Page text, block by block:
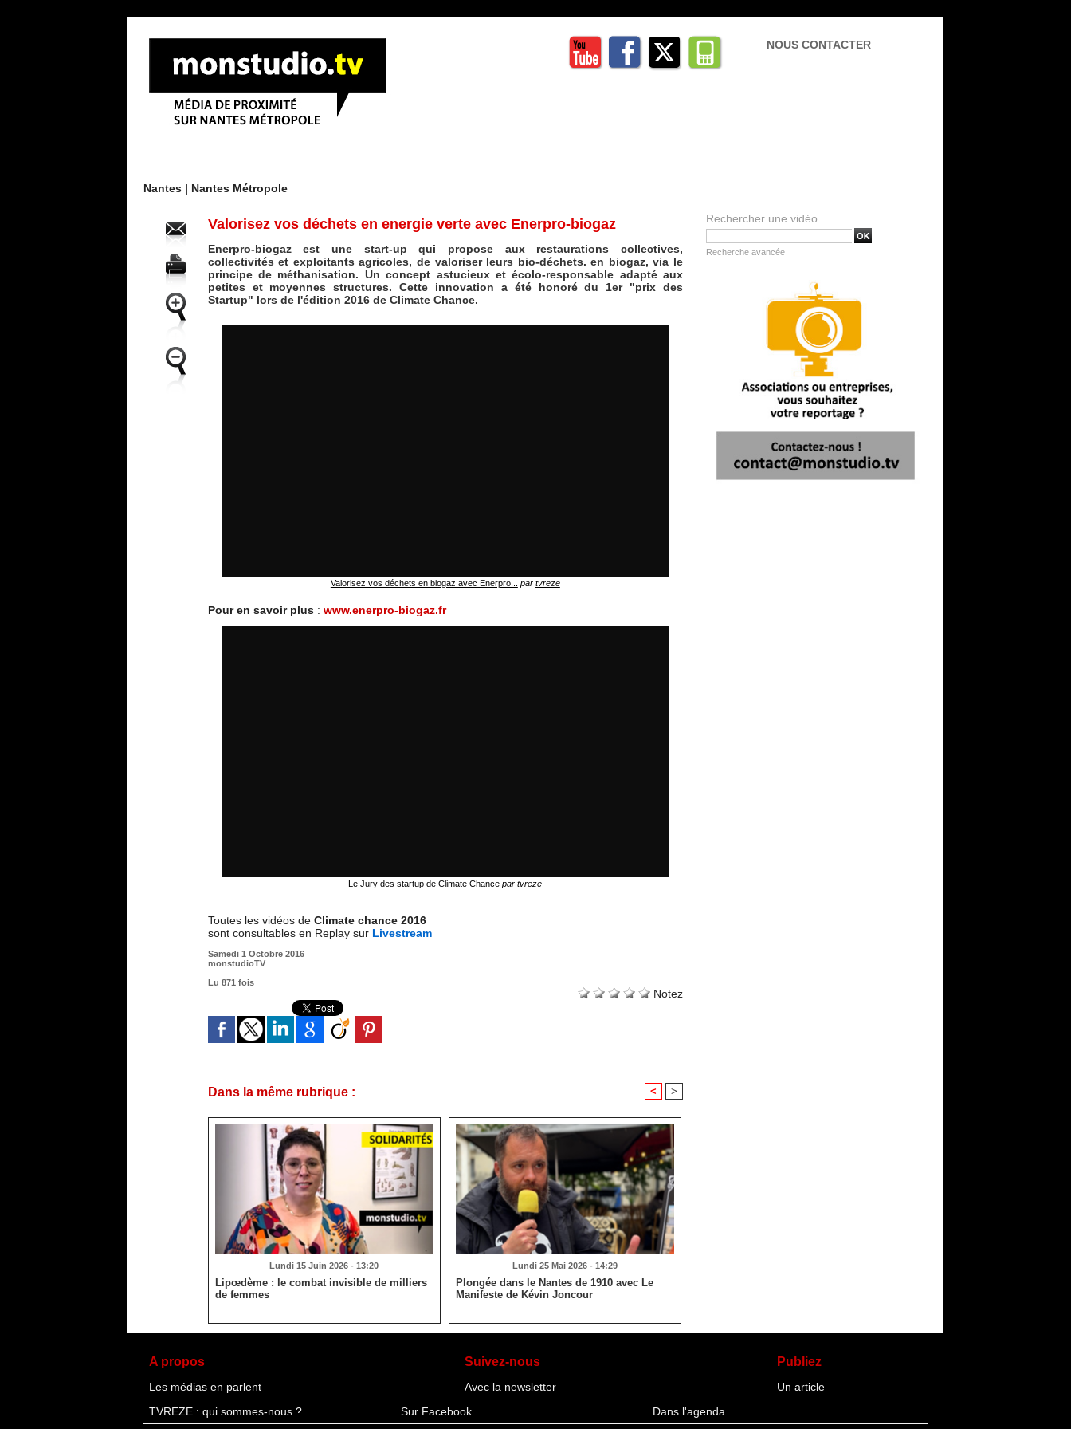
NOUS CONTACTER
Nantes | Nantes Métropole
Valorisez vos déchets en energie verte avec Enerpro-biogaz
Enerpro-biogaz est une start-up qui propose aux restaurations collectives,
collectivités et exploitants agricoles, de valoriser leurs bio-déchets. en biogaz, via le
principe de méthanisation. Un concept astucieux et écolo-responsable adapté aux
petites et moyennes structures. Cette innovation a été honoré du 1er "prix des
Startup" lors de l'édition 2016 de Climate Chance.
Valorisez vos déchets en biogaz avec Enerpro... par tvreze
Pour en savoir plus: www.enerpro-biogaz.fr
Le Jury des startup de Climate Chance partvreze
Toutes les vidéos de Climate chance 2016
sont consultables en Replay sur Livestream
Samedi 1 Octobre 2016
monstudioTV
Lu 871 fois
Notez
Dans la même rubrique : < >
Lundi 15 Juin 2026 - 13:20
Lipœdème : le combat invisible de milliers
de femmes
Lundi 25 Mai 2026 - 14:29
Plongée dans le Nantes de 1910 avec Le
Manifeste de Kévin Joncour
Rechercher une vidéo
Recherche avancée
A propos
Les médias en parlent
Suivez-nous
Avec la newsletter
Publiez
Un article
TVREZE : qui sommes-nous ?
Sur Facebook Dans l'agenda